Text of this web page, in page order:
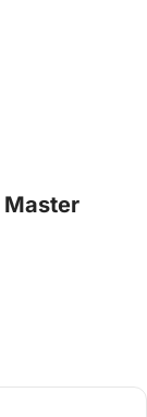
Master